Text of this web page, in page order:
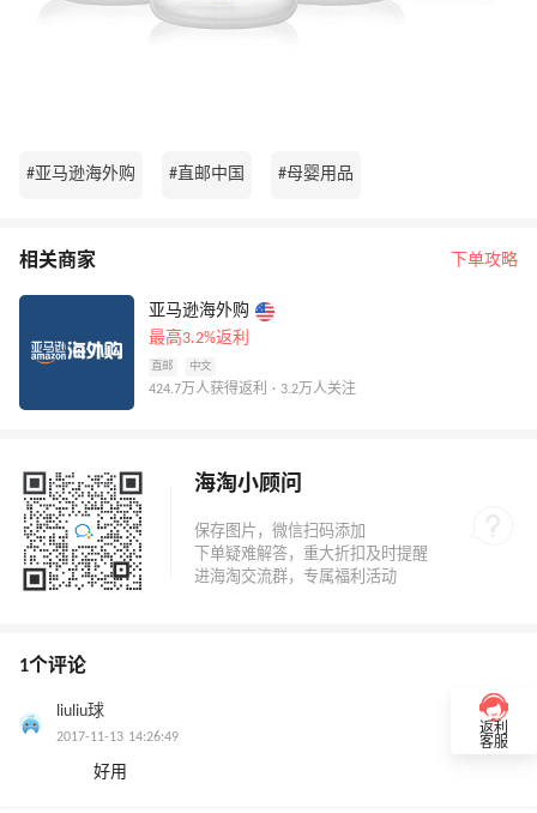
#亚马逊海外购 #直邮中国 #母婴用品
相关商家 下单攻略
亚马逊海外购
最高3.2%返利
直邮 中文
424.7万人获得返利 · 3.2万人关注
海淘小顾问
1个评论
liuliu球
0
2017-11-13 14:26:49
好用
返利
客服